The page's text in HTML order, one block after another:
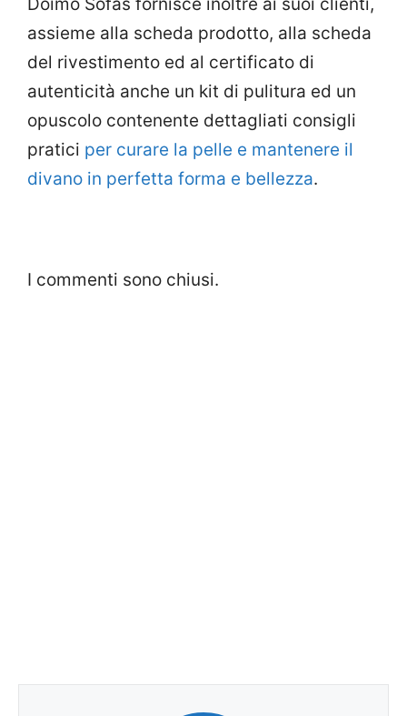
assieme alla scheda prodotto, alla scheda
del rivestimento ed al certificato di
autenticità anche un kit di pulitura ed un
opuscolo contenente dettagliati consigli
pratici per curare la pelle e mantenere il
divano in perfetta forma e bellezza.
I commenti sono chiusi.